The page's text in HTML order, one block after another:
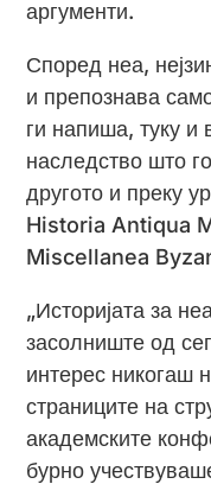
аргументи.
Според неа,
и препознава
ги напиша, туку и
наследство што
другото и преку
Historia Antiqua
Miscellanea
„Историјата за
засолниште од
интерес никогаш
страниците на
академските
бурно